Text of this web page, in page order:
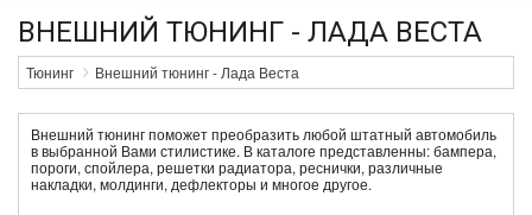
ВНЕШНИЙ ТЮНИНГ - ЛАДА ВЕСТА
Тюнинг Внешний тюнинг - Лада Веста
Внешний тюнинг поможет преобразить любой штатный автомобиль
в выбранной Вами стилистике. В каталоге представленны: бампера,
пороги, спойлера, решетки радиатора, реснички, различные
накладки, молдинги, дефлекторы и многое другое.